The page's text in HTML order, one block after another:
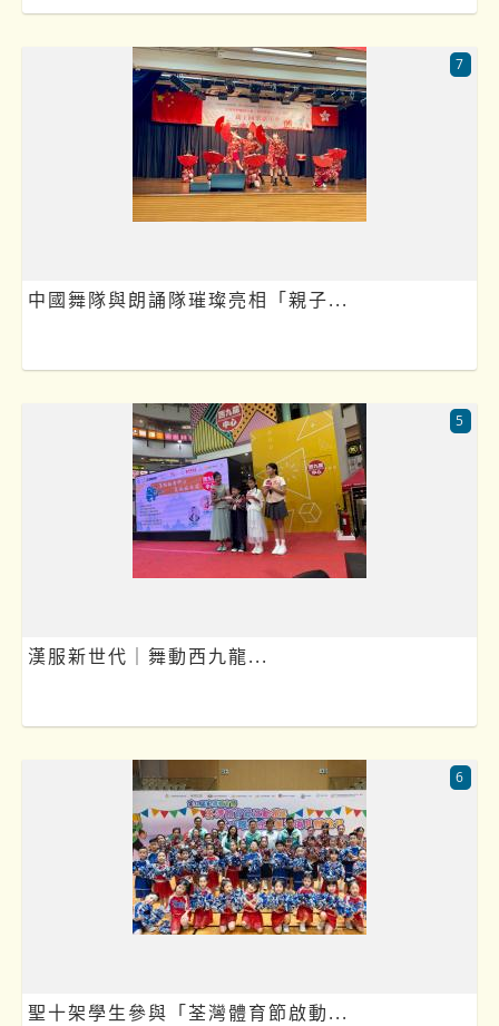
中國舞隊與朗誦隊璀璨亮相「親子...
7
漢服新世代｜舞動西九龍...
5
聖十架學生參與「荃灣體育節啟動...
6